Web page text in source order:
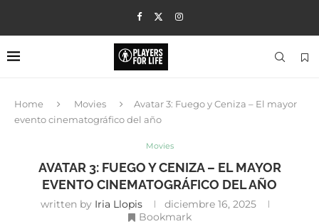
Home Movies
Avatar 3: Fuego y Ceniza – El mayor
evento cinematográfico del año
Movies
AVATAR 3: FUEGO Y CENIZA – EL MAYOR
EVENTO CINEMATOGRÁFICO DEL AÑO
written by Iria Llopis
diciembre 16, 2025
Bookmark